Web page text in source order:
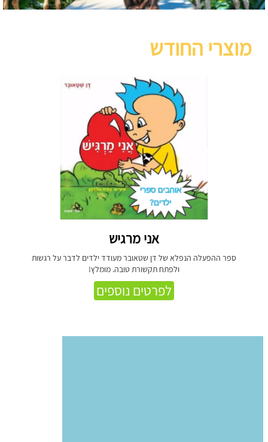
מוצרי החודש
אני מרגיש
ספר ההפעלה הנפלא של דן שטאובר מעודד ילדים לדבר על רגשות
ולפתח תקשורת טובה. מומלץ!
לפרטים נוספים